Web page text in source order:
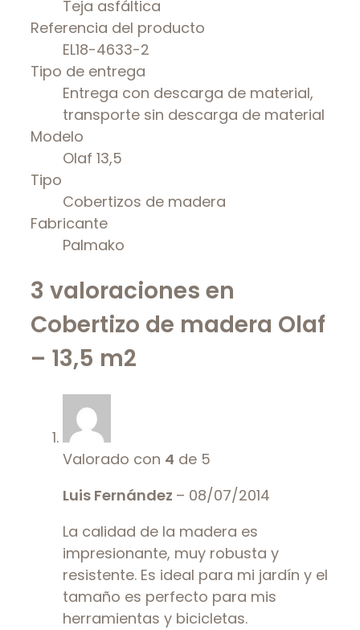
Teja asfáltica
Referencia del producto
EL18-4633-2
Tipo de entrega
Entrega con descarga de material,
transporte sin descarga de material
Modelo
Olaf 13,5
Tipo
Cobertizos de madera
Fabricante
Palmako
3 valoraciones en
Cobertizo de madera Olaf
– 13,5 m2
Valorado con 4 de 5
Luis Fernández – 08/07/2014
La calidad de la madera es
impresionante, muy robusta y
resistente. Es ideal para mi jardín y el
tamaño es perfecto para mis
herramientas y bicicletas.